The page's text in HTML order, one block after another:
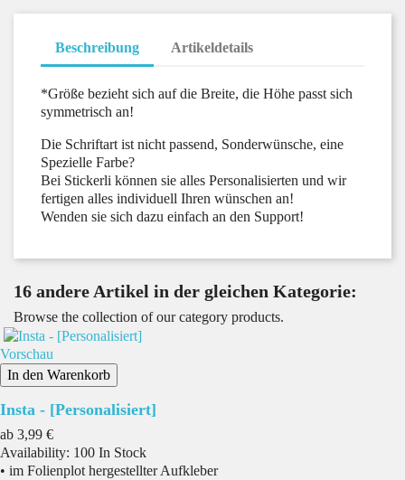
Beschreibung Artikeldetails
*Größe bezieht sich auf die Breite, die Höhe passt sich
symmetrisch an!
Die Schriftart ist nicht passend, Sonderwünsche, eine
Spezielle Farbe?
Bei Stickerli können sie alles Personalisierten und wir
fertigen alles individuell Ihren wünschen an!
Wenden sie sich dazu einfach an den Support!
16 andere Artikel in der gleichen Kategorie:
Browse the collection of our category products.
Vorschau
In den Warenkorb
Insta - [Personalisiert]
ab Preis
3,99 €
Availability: 100 In Stock
• im Folienplot hergestellter Aufkleber